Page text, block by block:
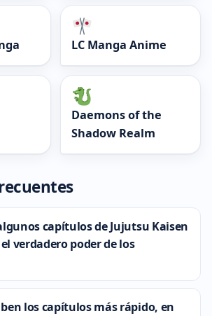
LC Manga Anime
Daemons of the
Shadow Realm
capítulos de Jujutsu Kaisen
verdadero poder de los
los capítulos más rápido, en